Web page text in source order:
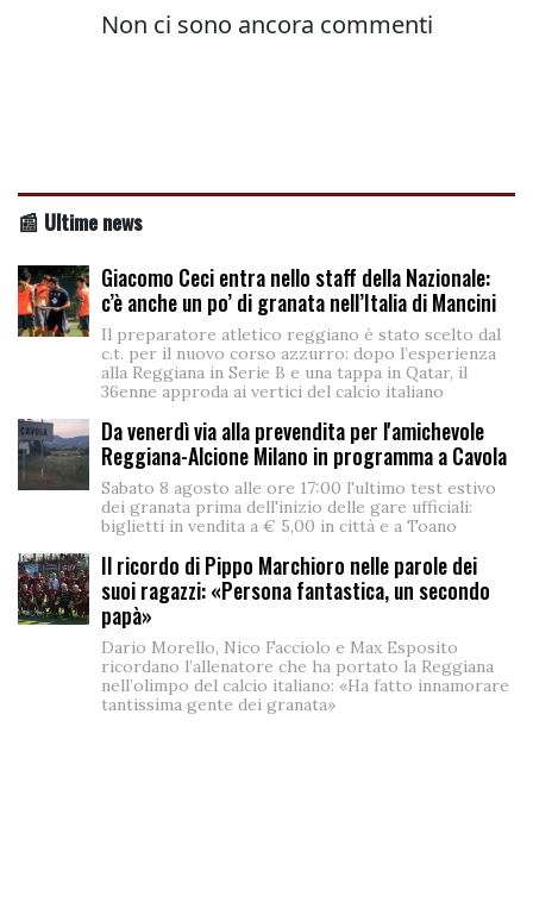
📰 Ultime news
Giacomo Ceci entra nello staff della Nazionale:
c’è anche un po’ di granata nell’Italia di Mancini
Il preparatore atletico reggiano è stato scelto dal
c.t. per il nuovo corso azzurro: dopo l’esperienza
alla Reggiana in Serie B e una tappa in Qatar, il
36enne approda ai vertici del calcio italiano
Da venerdì via alla prevendita per l'amichevole
Reggiana-Alcione Milano in programma a Cavola
Sabato 8 agosto alle ore 17:00 l'ultimo test estivo
dei granata prima dell'inizio delle gare ufficiali:
biglietti in vendita a € 5,00 in città e a Toano
Il ricordo di Pippo Marchioro nelle parole dei
suoi ragazzi: «Persona fantastica, un secondo
papà»
Dario Morello, Nico Facciolo e Max Esposito
ricordano l’allenatore che ha portato la Reggiana
nell’olimpo del calcio italiano: «Ha fatto innamorare
tantissima gente dei granata»